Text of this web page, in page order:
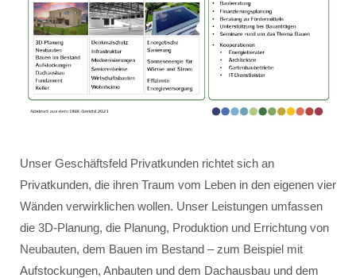
Unser Geschäftsfeld Privatkunden richtet sich an
Privatkunden, die ihren Traum vom Leben in den eigenen vier
Wänden verwirklichen wollen. Unser Leistungen umfassen
die 3D-Planung, die Planung, Produktion und Errichtung von
Neubauten, dem Bauen im Bestand – zum Beispiel mit
Aufstockungen, Anbauten und dem Dachausbau und dem